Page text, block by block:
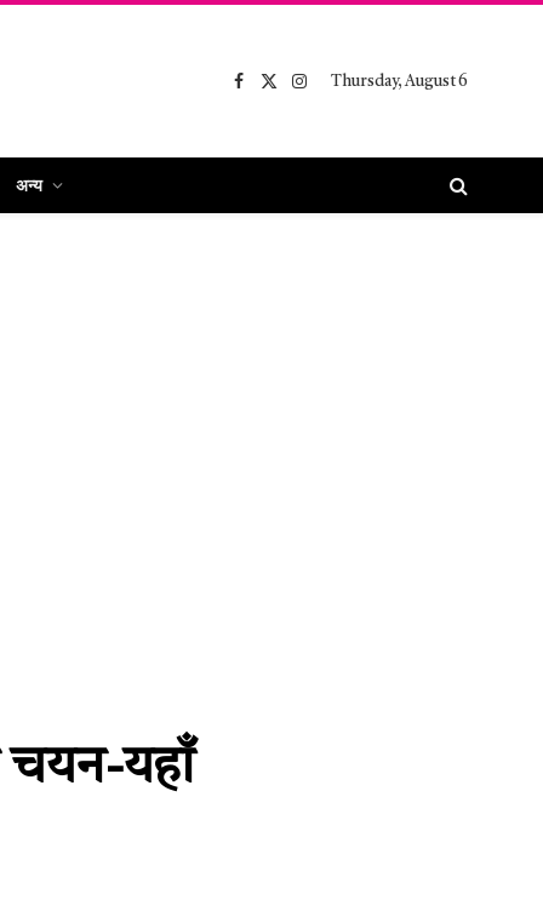
Facebook
X
Instagram
Thursday, August 6
अन्य
चयन-यहाँ